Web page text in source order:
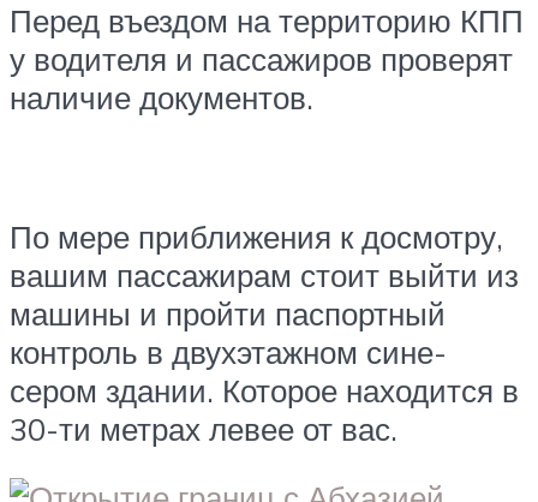
Перед въездом на территорию КПП
у водителя и пассажиров проверят
наличие документов.
По мере приближения к досмотру,
вашим пассажирам стоит выйти из
машины и пройти паспортный
контроль в двухэтажном сине-
сером здании. Которое находится в
30-ти метрах левее от вас.